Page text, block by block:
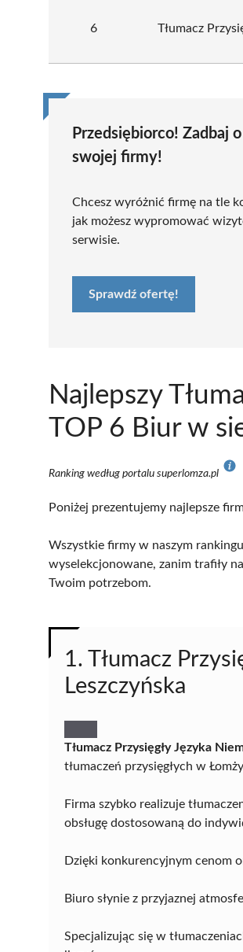
6 Tłumacz
Przedsiębiorco! Zadbaj
swojej firmy!
Chcesz wyróżnić firmę na tle
jak możesz wypromować
serwisie.
Sprawdź ofertę!
Najlepszy
TOP 6 Biur w
Ranking według portalu superlomza.pl
Poniżej prezentujemy najlepsze
Wszystkie firmy w naszym
wyselekcjonowane, zanim trafiły
Twoim potrzebom.
1. Tłumacz
Leszczyńska
Tłumacz Przysięgły Języka
tłumaczeń przysięgłych w
Firma szybko realizuje
obsługę dostosowaną do
Dzięki konkurencyjnym cenom
Biuro słynie z przyjaznej
Specjalizując się w